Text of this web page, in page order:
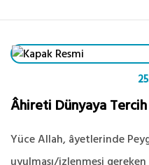
Âhireti Dünyaya Tercih
Yüce Allah, âyetlerinde
uyulması/izlenmesi